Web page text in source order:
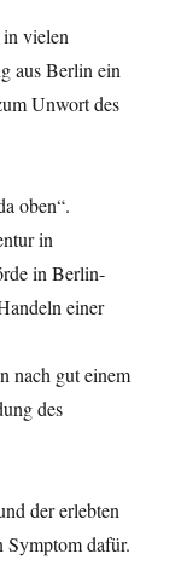
in vielen
aus Berlin ein
Unwort des
oben“.
in
in Berlin-
einer
nach gut einem
des
der erlebten
Symptom dafür.